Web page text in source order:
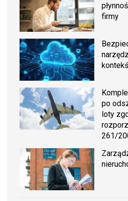
firmy
po
loty
261/